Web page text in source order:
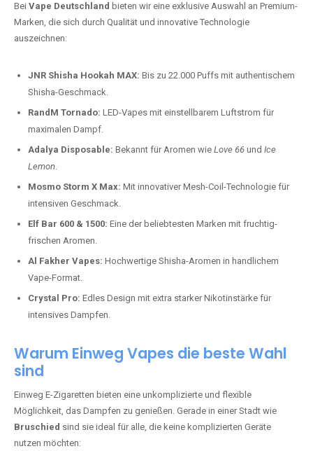
Bei Vape Deutschland bieten wir eine exklusive Auswahl an Premium-
Marken, die sich durch Qualität und innovative Technologie
auszeichnen:
JNR Shisha Hookah MAX: Bis zu 22.000 Puffs mit authentischem
Shisha-Geschmack.
RandM Tornado: LED-Vapes mit einstellbarem Luftstrom für
maximalen Dampf.
Adalya Disposable: Bekannt für Aromen wie Love 66 und Ice
Lemon.
Mosmo Storm X Max: Mit innovativer Mesh-Coil-Technologie für
intensiven Geschmack.
Elf Bar 600 & 1500: Eine der beliebtesten Marken mit fruchtig-
frischen Aromen.
Al Fakher Vapes: Hochwertige Shisha-Aromen in handlichem
Vape-Format.
Crystal Pro: Edles Design mit extra starker Nikotinstärke für
intensives Dampfen.
Warum Einweg Vapes die beste Wahl
sind
Einweg E-Zigaretten bieten eine unkomplizierte und flexible
Möglichkeit, das Dampfen zu genießen. Gerade in einer Stadt wie
Bruschied sind sie ideal für alle, die keine komplizierten Geräte
nutzen möchten: